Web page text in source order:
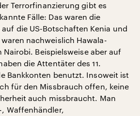
Terrorfinanzierung gibt es
Fälle: Das waren die
die US-Botschaften Kenia und
nachweislich Hawala-
Beispielsweise aber auf
die Attentäter des 11.
Bankkonten benutzt. Insoweit ist
für den Missbrauch offen, keine
auch missbraucht. Man
Waffenhändler,